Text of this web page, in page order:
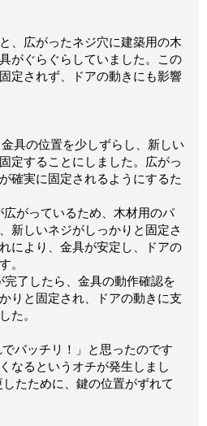
、広がったネジ穴に建築用の木
がぐらぐらしていました。この
定されず、ドアの動きにも影響
具の位置を少しずらし、新しい
定することにしました。広がっ
確実に固定されるようにするた
がっているため、木材用のパ
新しいネジがしっかりと固定さ
により、金具が安定し、ドアの
。
了したら、金具の動作確認を
りと固定され、ドアの動きに支
た。
バッチリ！」と思ったのです
なるというオチが発生しまし
たために、鍵の位置がずれて